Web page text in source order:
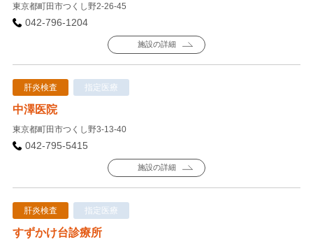
東京都町田市つくし野2-26-45
042-796-1204
施設の詳細
肝炎検査 指定医療
中澤医院
東京都町田市つくし野3-13-40
042-795-5415
施設の詳細
肝炎検査 指定医療
すずかけ台診療所